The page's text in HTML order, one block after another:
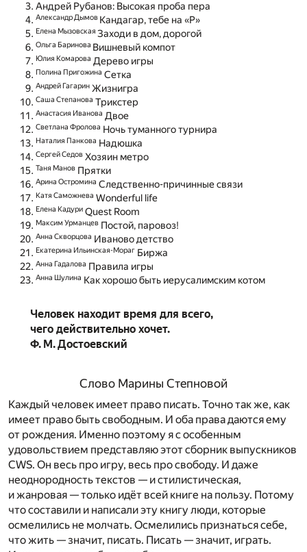
Андрей Рубанов: Высокая проба пера
Александр Дымов Кандагар, тебе на «Р»
Елена Мызовская Заходи в дом, дорогой
Ольга Баринова Вишневый компот
Юлия Комарова Дерево игры
Полина Пригожина Сетка
Андрей Гагарин Жизнигра
Саша Степанова Трикстер
Анастасия Иванова Двое
Светлана Фролова Ночь туманного турнира
Наталия Панкова Надюшка
Сергей Седов Хозяин метро
Таня Манов Прятки
Арина Остромина Следственно-причинные связи
Катя Саможнева Wonderful life
Елена Кадури Quest Room
Максим Урманцев Постой, паровоз!
Анна Скворцова Иваново детство
Екатерина Ильинская-Мораг Биржа
Анна Гадалова Правила игры
Анна Шулина Как хорошо быть иерусалимским котом
Человек находит время для всего,
чего действительно хочет.
Ф. М. Достоевский
Слово Марины Степновой
Каждый человек имеет право писать. Точно так же, как
имеет право быть свободным. И оба права даются ему
от рождения. Именно поэтому я с особенным
удовольствием представляю этот сборник выпускников
CWS. Он весь про игру, весь про свободу. И даже
неоднородность текстов — и стилистическая,
и жанровая — только идёт всей книге на пользу. Потому
что составили и написали эту книгу люди, которые
осмелились не молчать. Осмелились признаться себе,
что жить — значит, писать. Писать — значит, играть.